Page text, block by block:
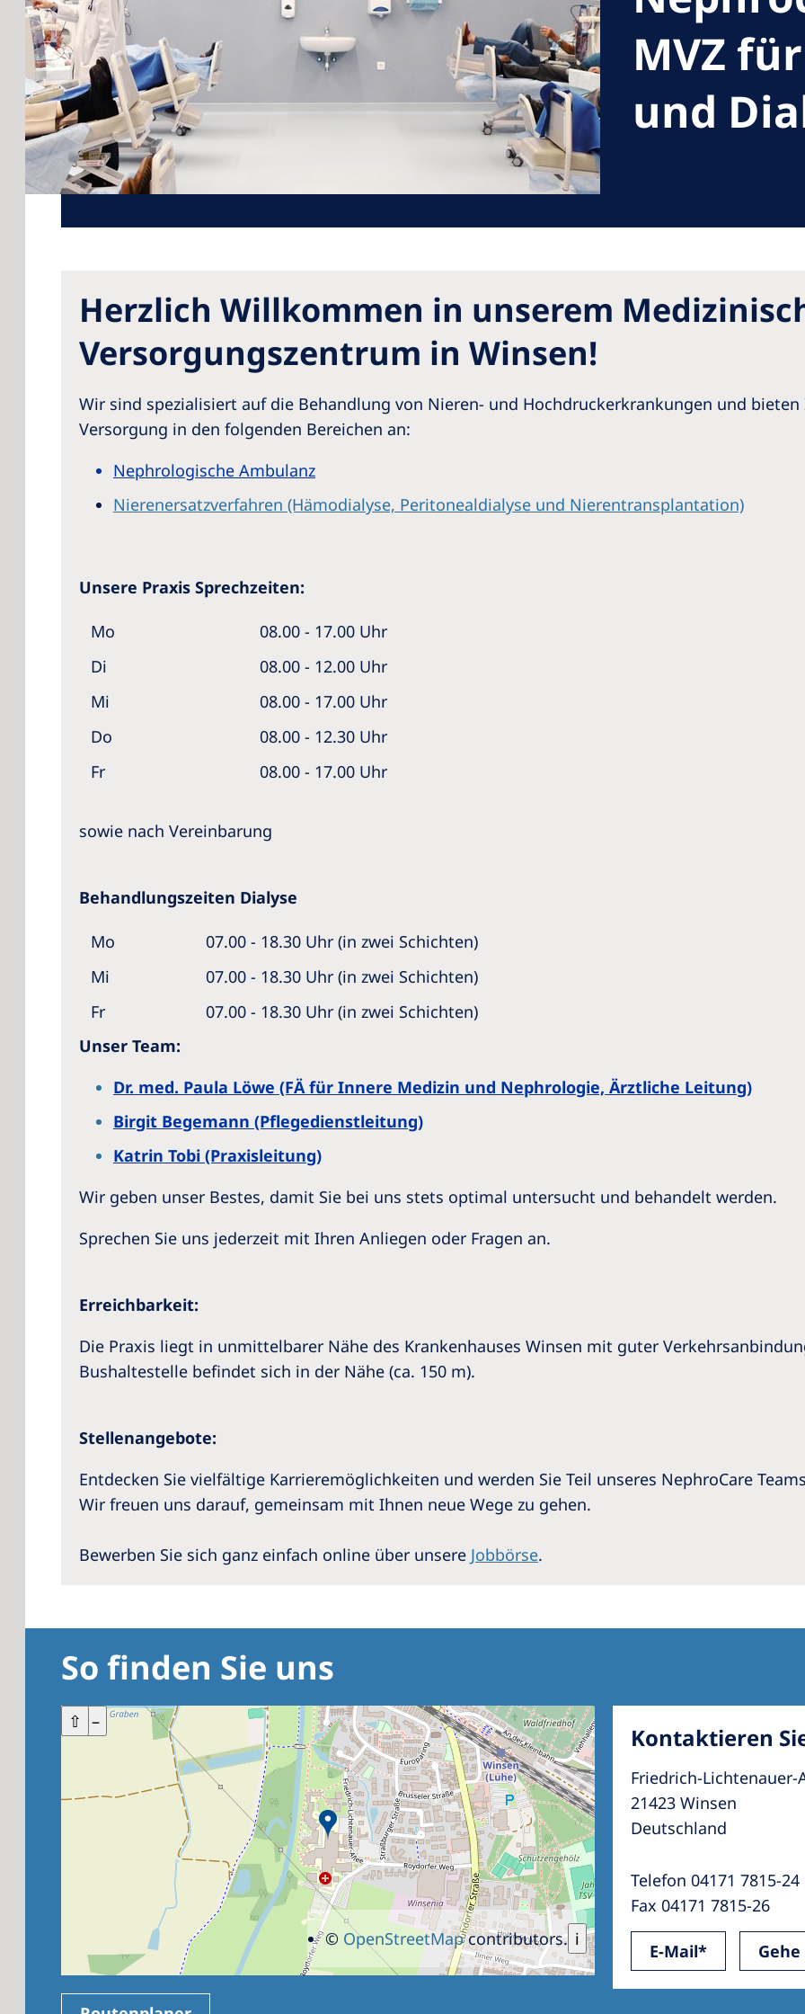
Romania
Russia
Asia Pacific
Asia Pacific
Australia
Philippines
MVZ
und
Herzlich Willkommen in unserem
Versorgungszentrum in Winsen!
Wir sind spezialisiert auf die Behandlung von Nieren- und Hochdruckerkrankungen und
Versorgung in den folgenden Bereichen an:
Nephrologische Ambulanz
Nierenersatzverfahren (Hämodialyse, Peritonealdialyse und Nierentransplantation)
Unsere Praxis Sprechzeiten:
Mo
08.00 - 17.00 Uhr
Di
08.00 - 12.00 Uhr
Mi
08.00 - 17.00 Uhr
Do
08.00 - 12.30 Uhr
Fr
08.00 - 17.00 Uhr
sowie nach Vereinbarung
Behandlungszeiten Dialyse
Mo
07.00 - 18.30 Uhr (in zwei Schichten)
Mi
07.00 - 18.30 Uhr (in zwei Schichten)
Fr
07.00 - 18.30 Uhr (in zwei Schichten)
Unser Team:
Dr. med. Paula Löwe (FÄ für Innere Medizin und Nephrologie, Ärztliche Leitung)
Birgit Begemann (Pflegedienstleitung)
Katrin Tobi (Praxisleitung)
Wir geben unser Bestes, damit Sie bei uns stets optimal untersucht und behandelt werden.
Sprechen Sie uns jederzeit mit Ihren Anliegen oder Fragen an.
Erreichbarkeit:
Die Praxis liegt in unmittelbarer Nähe des Krankenhauses Winsen mit guter
Bushaltestelle befindet sich in der Nähe (ca. 150 m).
Stellenangebote:
Entdecken Sie vielfältige Karrieremöglichkeiten und werden Sie Teil unseres NephroCare
Wir freuen uns darauf, gemeinsam mit Ihnen neue Wege zu gehen.
Bewerben Sie sich ganz einfach online über unsere Jobbörse.
So finden Sie uns
+ –
⇧
i
© OpenStreetMapcontributors.
Kontaktieren
Friedrich-Lichtenauer-
21423 Winsen
Deutschland
Telefon 04171 7815-24
Fax 04171 7815-26
E-Mail*